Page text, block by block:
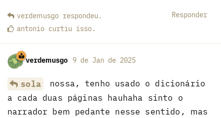
Responder
verdemusgo respondeu .
antonio curtiu isso.
verdemusgo 9 de Jan de 2025
sola
nossa, tenho usado o dicionário
a cada duas páginas hauhaha sinto o
narrador bem pedante nesse sentido, mas